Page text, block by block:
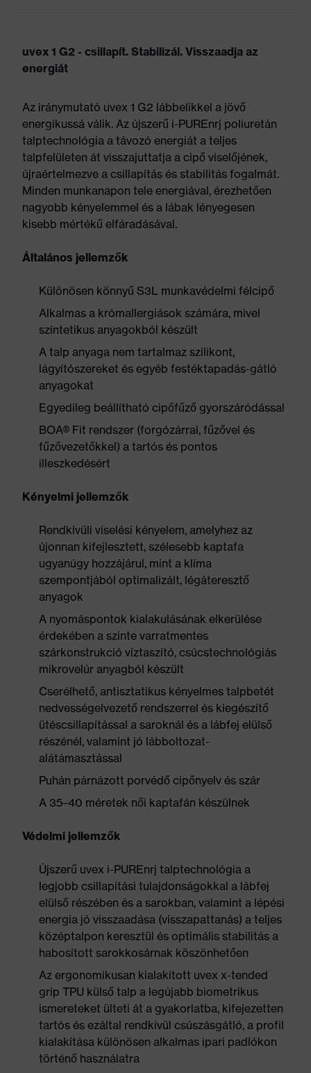
uvex 1 G2 - csillapít. Stabilizál. Visszaadja az
energiát
Az iránymutató uvex 1 G2 lábbelikkel a jövő
energikussá válik. Az újszerű i-PUREnrj poliuretán
talptechnológia a távozó energiát a teljes
talpfelületen át visszajuttatja a cipő viselőjének,
újraértelmezve a csillapítás és stabilitás fogalmát.
Minden munkanapon tele energiával, érezhetően
nagyobb kényelemmel és a lábak lényegesen
kisebb mértékű elfáradásával.
Általános jellemzők
Különösen könnyű S3L munkavédelmi félcipő
Alkalmas a krómallergiások számára, mivel
szintetikus anyagokból készült
A talp anyaga nem tartalmaz szilikont,
lágyítószereket és egyéb festéktapadás-gátló
anyagokat
Egyedileg beállítható cipőfűző gyorszáródással
BOA® Fit rendszer (forgózárral, fűzővel és
fűzővezetőkkel) a tartós és pontos
illeszkedésért
Kényelmi jellemzők
Rendkívüli viselési kényelem, amelyhez az
újonnan kifejlesztett, szélesebb kaptafa
ugyanúgy hozzájárul, mint a klíma
szempontjából optimalizált, légáteresztő
anyagok
A nyomáspontok kialakulásának elkerülése
érdekében a szinte varratmentes
szárkonstrukció víztaszító, csúcstechnológiás
mikrovelúr anyagból készült
Cserélhető, antisztatikus kényelmes talpbetét
nedvességelvezető rendszerrel és kiegészítő
ütéscsillapítással a saroknál és a lábfej elülső
részénél, valamint jó lábboltozat-
alátámasztással
Puhán párnázott porvédő cipőnyelv és szár
A 35–40 méretek női kaptafán készülnek
Védelmi jellemzők
Újszerű uvex i-PUREnrj talptechnológia a
legjobb csillapítási tulajdonságokkal a lábfej
elülső részében és a sarokban, valamint a lépési
energia jó visszaadása (visszapattanás) a teljes
középtalpon keresztül és optimális stabilitás a
habosított sarokkosárnak köszönhetően
Az ergonomikusan kialakított uvex x-tended
grip TPU külső talp a legújabb biometrikus
ismereteket ülteti át a gyakorlatba, kifejezetten
tartós és ezáltal rendkívül csúszásgátló, a profil
kialakítása különösen alkalmas ipari padlókon
történő használatra